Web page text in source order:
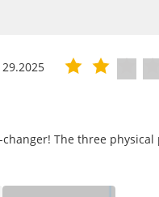
29.2025
changer! The three